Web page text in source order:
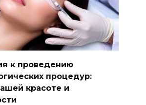
к проведению
процедур:
красоте и